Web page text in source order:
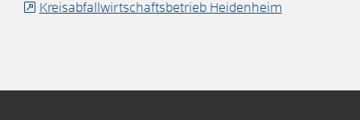
Kreisabfallwirtschaftsbetrieb Heidenheim